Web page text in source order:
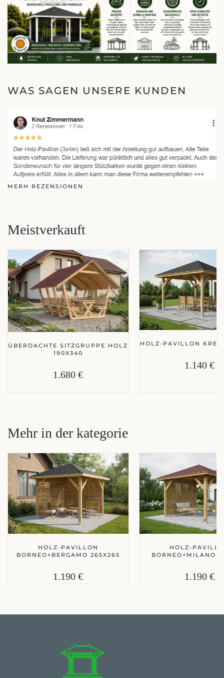
WAS SAGEN UNSERE KUNDEN
MERH REZENSIONEN
Meistverkauft
ÜBERDACHTE SITZGRUPPE HOLZ
190X340
1.680 €
HOLZ-PAVILLON
1.140 €
Mehr in der kategorie
HOLZ-PAVILLON
BORNEO+BERGAMO 265X265
1.190 €
HOLZ-
BORNEO+MILANO
1.190 €